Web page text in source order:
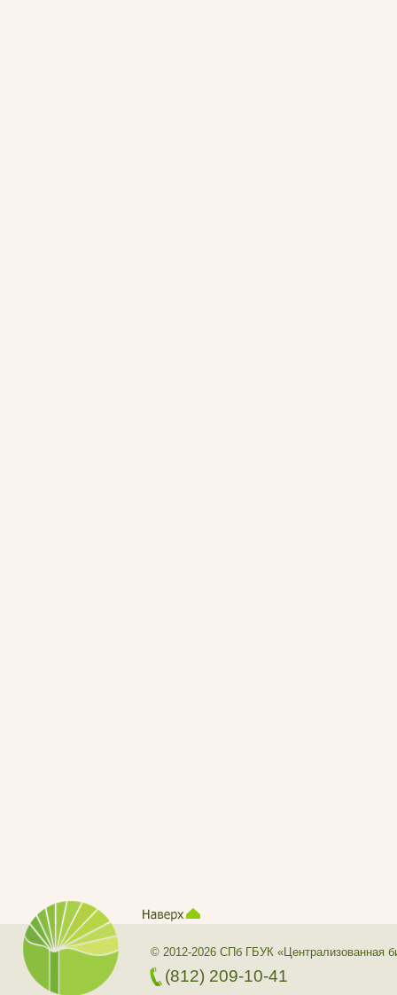
© 2012-2026 СПб ГБУК «Централизованная
(812) 209-10-41